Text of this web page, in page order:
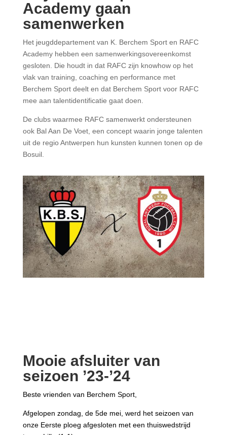
Academy gaan
samenwerken
Het jeugddepartement van K. Berchem Sport en RAFC
Academy hebben een samenwerkingsovereenkomst
gesloten. Die houdt in dat RAFC zijn knowhow op het
vlak van training, coaching en performance met
Berchem Sport deelt en dat Berchem Sport voor RAFC
mee aan talentidentificatie gaat doen.
De clubs waarmee RAFC samenwerkt ondersteunen
ook Bal Aan De Voet, een concept waarin jonge talenten
uit de regio Antwerpen hun kunsten kunnen tonen op de
Bosuil.
Mooie afsluiter van
seizoen ’23-’24
Beste vrienden van Berchem Sport,
Afgelopen zondag, de 5de mei, werd het seizoen van
onze Eerste ploeg afgesloten met een thuiswedstrijd